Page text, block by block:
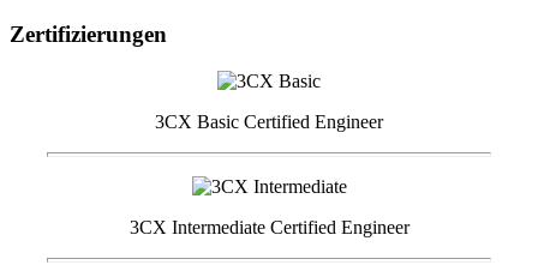
Zertifizierungen
3CX Basic Certified Engineer
3CX Intermediate Certified Engineer